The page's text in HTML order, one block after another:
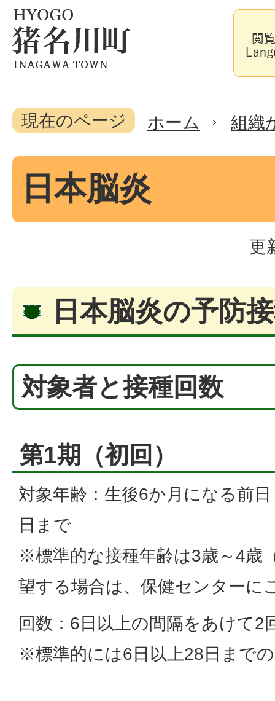
現在のページ ホーム 組織
日本脳炎
更
日本脳炎の予防
対象者と接種回数
第1期（初回）
対象年齢：生後6か月になる前
日まで
※標準的な接種年齢は3歳～4歳
望する場合は、保健センターに
回数：6日以上の間隔をあけて2
※標準的には6日以上28日まで